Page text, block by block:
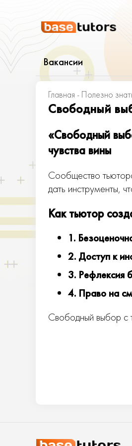
Вакансии
Главная - Полезно
Свободный
«Свободный
чувства вины
Сообщество
дать инструменты,
Как тьютор
1.
2. Доступ к
3. Рефлексия
4. Право на
Свободный выбор с